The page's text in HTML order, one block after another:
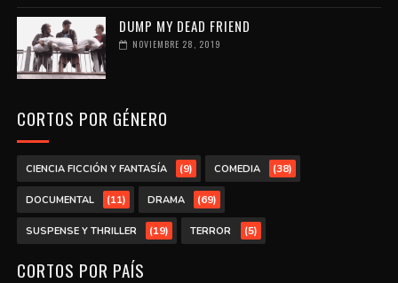
DUMP MY DEAD FRIEND
NOVIEMBRE 28, 2019
CORTOS POR GÉNERO
CIENCIA FICCIÓN Y FANTASÍA (9) COMEDIA (38)
DOCUMENTAL (11) DRAMA (69)
SUSPENSE Y THRILLER (19) TERROR (5)
CORTOS POR PAÍS